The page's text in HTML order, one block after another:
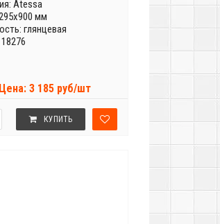
Atessa
мм
глянцевая
Цена: 3 185 руб/шт
КУПИТЬ